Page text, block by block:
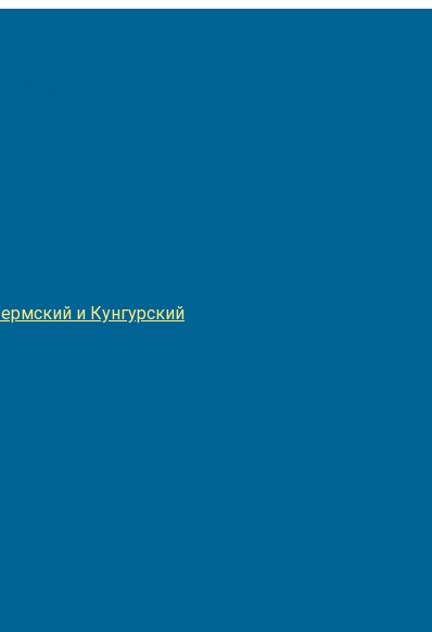
и Кунгурский